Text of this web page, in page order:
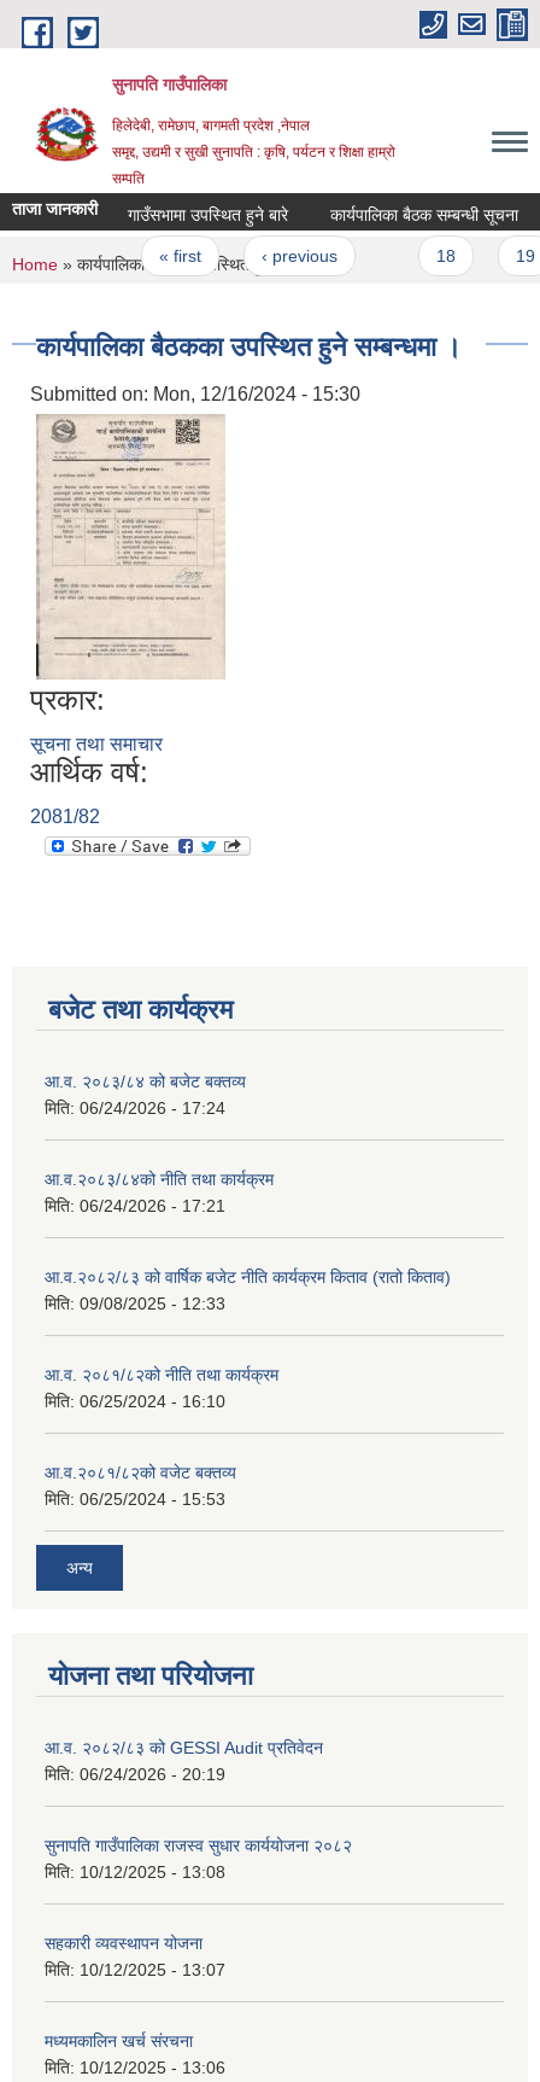
Skip to main content
सुनापति गाउँपालिका
हिलेदेबी, रामेछाप, बागमती प्रदेश ,नेपाल
समृद्द, उद्यमी र सुखी सुनापति : कृषि, पर्यटन र शिक्षा हाम्रो
सम्पति
ताजा जानकारी गाउँसभामा उपस्थित हुने बारे कार्यपालिका बैठक सम्बन्धी सूचना
Pages
« first ‹ previous
You are here
Home » कार्यपालिका बैठकका उपस्थित हुने सम्बन्धमा ।
कार्यपालिका बैठकका उपस्थित हुने सम्बन्धमा ।
Submitted on: Mon, 12/16/2024 - 15:30
प्रकार:
सूचना तथा समाचार
आर्थिक वर्ष:
2081/82
बजेट तथा कार्यक्रम
आ.व. २०८३/८४ को बजेट बक्तव्य
मिति: 06/24/2026 - 17:24
आ.व.२०८३/८४को नीति तथा कार्यक्रम
मिति: 06/24/2026 - 17:21
आ.व.२०८२/८३ को वार्षिक बजेट नीति कार्यक्रम किताव (रातो किताव)
मिति: 09/08/2025 - 12:33
आ.व. २०८१/८२को नीति तथा कार्यक्रम
मिति: 06/25/2024 - 16:10
आ.व.२०८१/८२को वजेट बक्तव्य
मिति: 06/25/2024 - 15:53
अन्य
योजना तथा परियोजना
आ.व. २०८२/८३ को GESSI Audit प्रतिवेदन
मिति: 06/24/2026 - 20:19
सुनापति गाउँपालिका राजस्व सुधार कार्ययोजना २०८२
मिति: 10/12/2025 - 13:08
सहकारी व्यवस्थापन योजना
मिति: 10/12/2025 - 13:07
मध्यमकालिन खर्च संरचना
मिति: 10/12/2025 - 13:06